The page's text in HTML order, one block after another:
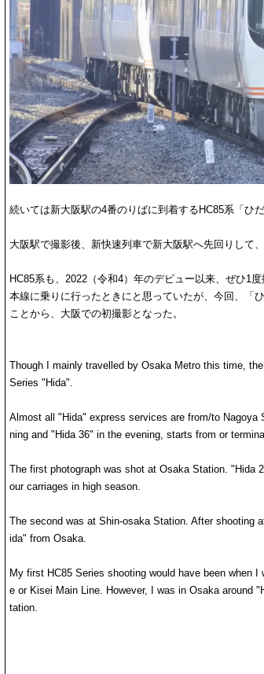
続いては新大阪駅の4番のりばに到着するHC85系「ひだ
大阪駅で撮影後、新快速列車で新大阪駅へ先回りして
HC85系も、2022（令和4）年のデビュー以来、ぜひ1
本線に乗りに行ったときにと思っていたが、今回、「
ことから、大阪での初撮影となった。
Though I mainly travelled by Osaka Metro this time,
Series "Hida".
Almost all "Hida" express services are from/to
ning and "Hida 36" in the evening, starts from or
The first photograph was shot at Osaka Station. "Hida
our carriages in high season.
The second was at Shin-osaka Station. After shooting
ida" from Osaka.
My first HC85 Series shooting would have been when
e or Kisei Main Line. However, I was in Osaka around
tation.